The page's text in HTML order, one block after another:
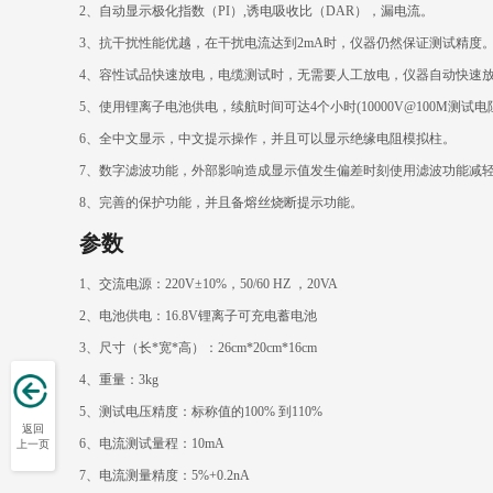
2、自动显示极化指数（PI）,诱电吸收比（DAR），漏电流。
3、抗干扰性能优越，在干扰电流达到2mA时，仪器仍然保证测试精度。
4、容性试品快速放电，电缆测试时，无需要人工放电，仪器自动快速放
5、使用锂离子电池供电，续航时间可达4个小时(10000V@100M测试电
6、全中文显示，中文提示操作，并且可以显示绝缘电阻模拟柱。
7、数字滤波功能，外部影响造成显示值发生偏差时刻使用滤波功能减轻
8、完善的保护功能，并且备熔丝烧断提示功能。
参数
1、交流电源：220V±10%，50/60 HZ ，20VA
2、电池供电：16.8V锂离子可充电蓄电池
3、尺寸（长*宽*高）：26cm*20cm*16cm
4、重量：3kg
5、测试电压精度：标称值的100% 到110%
6、电流测试量程：10mA
7、电流测量精度：5%+0.2nA
返回
上一页